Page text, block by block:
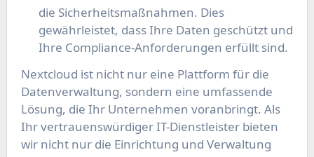
die Sicherheitsmaßnahmen. Dies
gewährleistet, dass Ihre Daten geschützt und
Ihre Compliance-Anforderungen erfüllt sind.
Nextcloud ist nicht nur eine Plattform für die
Datenverwaltung, sondern eine umfassende
Lösung, die Ihr Unternehmen voranbringt. Als
Ihr vertrauenswürdiger IT-Dienstleister bieten
wir nicht nur die Einrichtung und Verwaltung